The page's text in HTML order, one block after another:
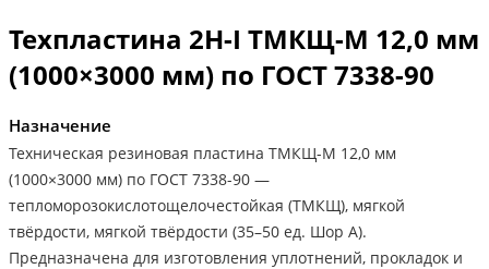
Техпластина 2Н-I ТМКЩ-М 12,0 мм
(1000×3000 мм) по ГОСТ 7338-90
Назначение
Техническая резиновая пластина ТМКЩ-М 12,0 мм
(1000×3000 мм) по ГОСТ 7338-90 —
тепломорозокислотощелочестойкая (ТМКЩ), мягкой
твёрдости, мягкой твёрдости (35–50 ед. Шор А).
Предназначена для изготовления уплотнений, прокладок и